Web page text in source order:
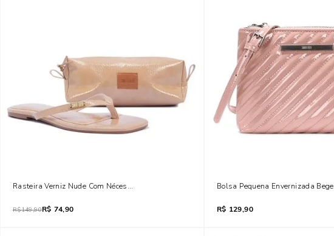
Rasteira Verniz Nude Com Nécessaire
R$149,90R$ 74,90
Bolsa Pequena Envernizada Bege
R$ 129,90